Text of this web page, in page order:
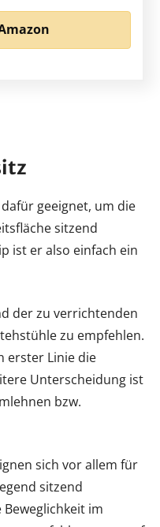
geeignet, um die
sitzend
ist er also einfach ein
der zu verrichtenden
zu empfehlen.
erster Linie die
Unterscheidung ist
bzw.
sich vor allem für
sitzend
im